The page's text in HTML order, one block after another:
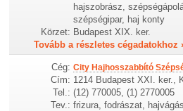
hajszobrász,
szépségipar, haj konty
Körzet: Budapest XIX. ker.
Tovább a részletes cégadatokhoz
Cég: City Hajhosszabbító
Cím: 1214 Budapest XXI. ker.,
Tel.: (12) 770005, (1) 2770005
Tev.: frizura, fodrászat,